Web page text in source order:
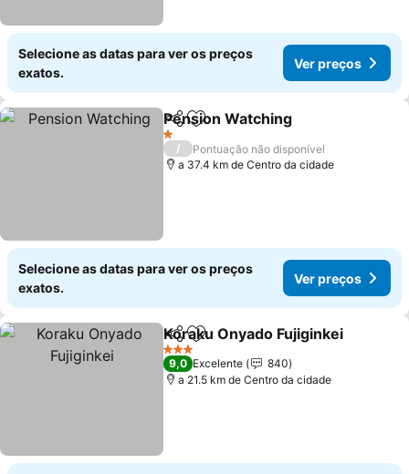
Selecione as datas para ver os preços
exatos.
Ver preços
PartilharAdicionar aos favoritos
Pension Watching
1 Estrelas
/
Pontuação não disponível
a 37.4 km de Centro da cidade
Selecione as datas para ver os preços
exatos.
Ver preços
PartilharAdicionar aos favoritos
Koraku Onyado Fujiginkei
3 Estrelas
9,0 Excelente
840
a 21.5 km de Centro da cidade